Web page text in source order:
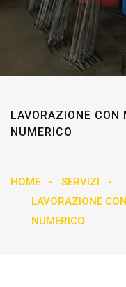
LAVORAZIONE CON
NUMERICO
HOME
SERVIZI
LAVORAZIONE
NUMERICO